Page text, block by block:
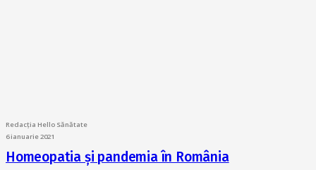
Redacția Hello Sănătate
6 ianuarie 2021
Homeopatia și pandemia în România